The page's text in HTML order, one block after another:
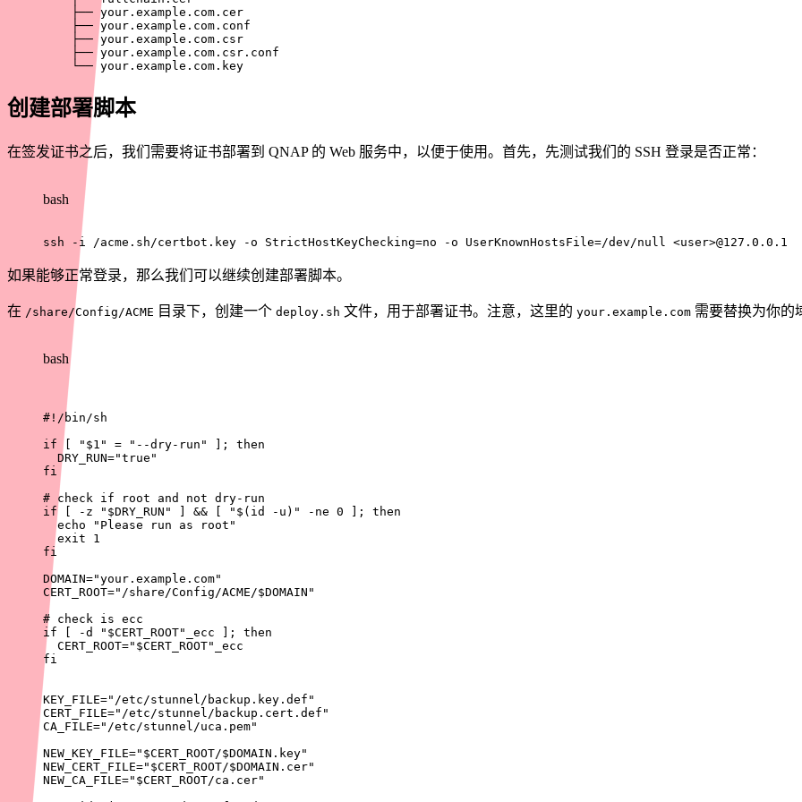
    ├── your.example.com.cer
    ├── your.example.com.conf
    ├── your.example.com.csr
    ├── your.example.com.csr.conf
    └── your.example.com.key
创建部署脚本
在签发证书之后，我们需要将证书部署到 QNAP 的 Web 服务中，以便于使用。首先，先测试我们的 SSH 登录是否正常：
bash
ssh -i /acme.sh/certbot.key -o StrictHostKeyChecking=no -o UserKnownHostsFile=/dev/null <user>@127.0.0.1
如果能够正常登录，那么我们可以继续创建部署脚本。
在 /share/Config/ACME 目录下，创建一个 deploy.sh 文件，用于部署证书。注意，这里的 your.example.com 需要替换为你的
bash
#!/bin/sh
if
" $1 " = "--dry-run" ;
then
DRY_RUN="true"
fi
# check if root and not dry-run
if
-z " $DRY_RUN " && " $( id -u ) " -ne 0 ;
then
echo
"Please run as root"
exit
1
fi
DOMAIN="your.example.com"
CERT_ROOT="/share/Config/ACME/$DOMAIN "
# check is ecc
if
-d " $CERT_ROOT" _ecc ;
then
CERT_ROOT=" $CERT_ROOT"
fi
KEY_FILE="/etc/stunnel/backup.key.def"
CERT_FILE="/etc/stunnel/backup.cert.def"
CA_FILE="/etc/stunnel/uca.pem"
NEW_KEY_FILE=" $CERT_ROOT/$DOMAIN .key"
NEW_CERT_FILE=" $CERT_ROOT/$DOMAIN .cer"
NEW_CA_FILE=" $CERT_ROOT/ca.cer"